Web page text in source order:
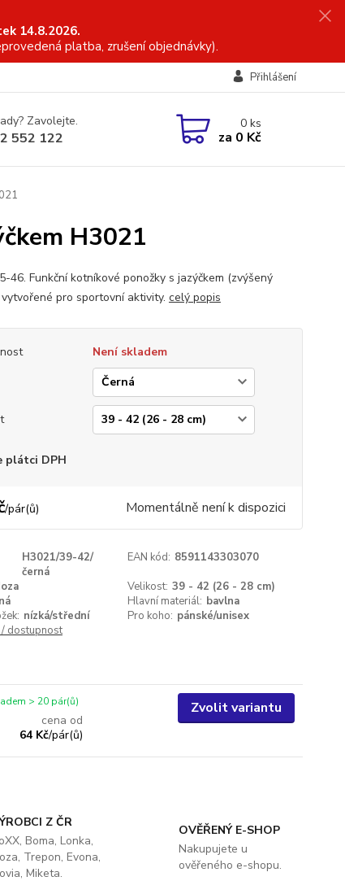
14.8.2026.
platba, zrušení objednávky).
Přihlášení
Zavolejte.
552 122
0ks
za 0 Kč
H3021
46. Funkční kotníkové ponožky s jazýčkem (zvýšený
pro sportovní aktivity. celý popis
Není skladem
plátci DPH
/pár(ů) Momentálně není k dispozici
H3021/39-42/
černá
EAN kód: 8591143303070
Velikost: 39 - 42 (26 - 28 cm)
Hlavní materiál: bavlna
nízká/střední Pro koho: pánské/unisex
dostupnost
cena od
64 Kč/pár(ů)
> 20 pár(ů) Zvolit variantu
Z ČR
Boma, Lonka,
Trepon, Evona,
Miketa.
OVĚŘENÝ E-SHOP
Nakupujete u
ověřeného e-shopu.